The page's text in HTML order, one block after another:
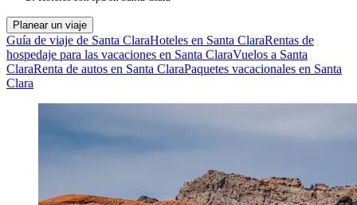
Planear un viaje
Guía de viaje de Santa ClaraHoteles en Santa ClaraRentas de
hospedaje para las vacaciones en Santa ClaraVuelos a Santa
ClaraRenta de autos en Santa ClaraPaquetes vacacionales en Santa
Clara